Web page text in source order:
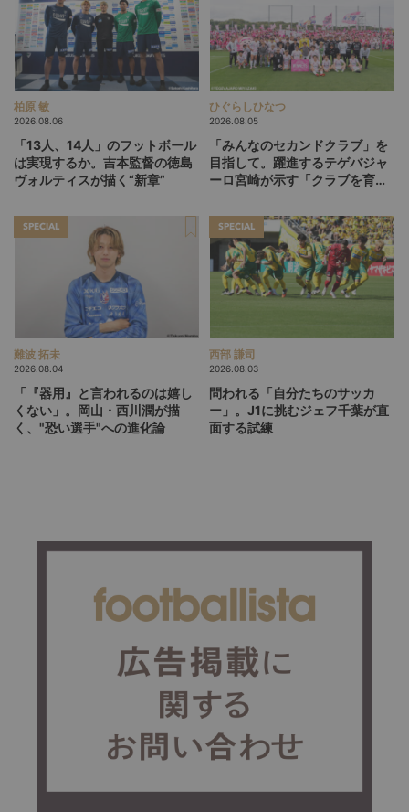
柏原 敏
2026.08.06
「13人、14人」のフットボール
は実現するか。吉本監督の徳島
ヴォルティスが描く“新章”
ひぐらしひなつ
2026.08.05
「みんなのセカンドクラブ」を
目指して。躍進するテゲバジャ
ーロ宮崎が示す「クラブを育て
SPECIAL
難波 拓未
2026.08.04
「『器用』と言われるのは嬉し
くない」。岡山・西川潤が描
く、"恐い選手"への進化論
SPECIAL
西部 謙司
2026.08.03
問われる「自分たちのサッカ
ー」。J1に挑むジェフ千葉が直
面する試練